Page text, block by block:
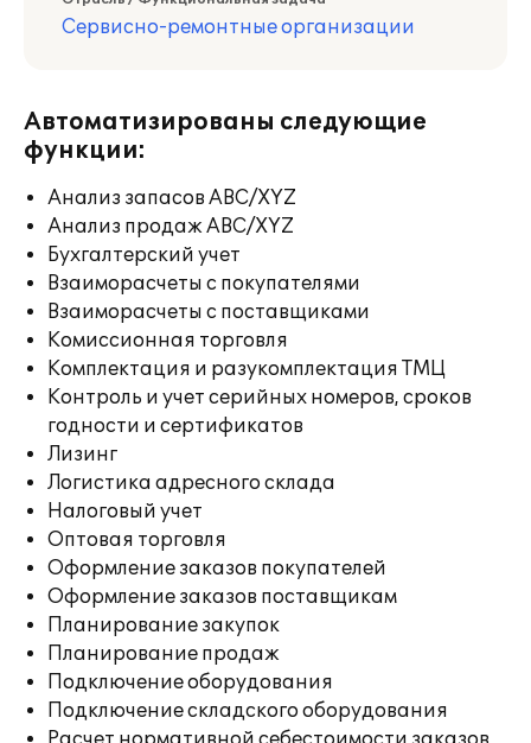
Сервисно-ремонтные организации
Автоматизированы следующие
функции:
Анализ запасов ABC/XYZ
Анализ продаж ABC/XYZ
Бухгалтерский учет
Взаиморасчеты с покупателями
Взаиморасчеты с поставщиками
Комиссионная торговля
Комплектация и разукомплектация ТМЦ
Контроль и учет серийных номеров, сроков
годности и сертификатов
Лизинг
Логистика адресного склада
Налоговый учет
Оптовая торговля
Оформление заказов покупателей
Оформление заказов поставщикам
Планирование закупок
Планирование продаж
Подключение оборудования
Подключение складского оборудования